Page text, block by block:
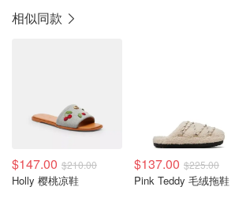
相似同款
$147.00 $210.00
Holly 樱桃凉鞋
$137.00 $225.00
Pink Teddy 毛绒拖鞋